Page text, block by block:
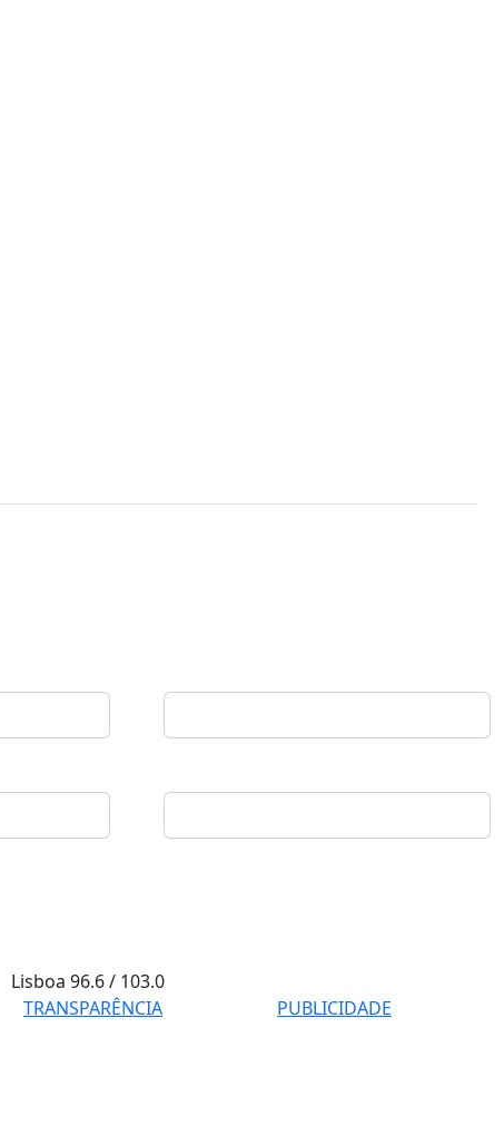
Lisboa96.6 / 103.0
TRANSPARÊNCIA
PUBLICIDADE